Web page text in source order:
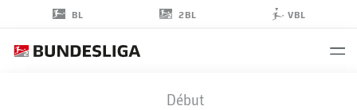
BL 2BL VBL
Début